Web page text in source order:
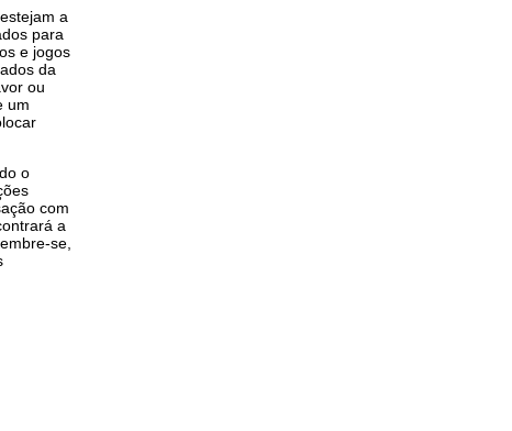
a
para
e jogos
da
ou
um
o
com
a
se,